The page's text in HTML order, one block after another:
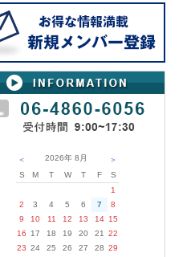
＜ 2026年 8月
＞
S
M T W T F
S
1
2
3 4 5 6 7
8
9
10 11 12 13 14 15
16
17 18 19 20 21
22
23 24 25 26 27 28 29